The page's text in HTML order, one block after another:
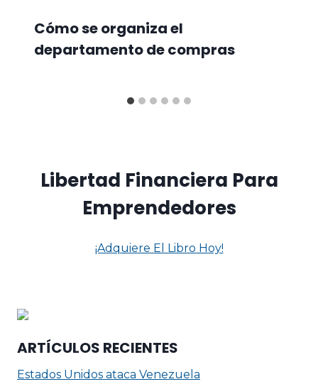
Cómo se organiza el
departamento de compras
Libertad Financiera Para
Emprendedores
¡Adquiere El Libro Hoy!
ARTÍCULOS RECIENTES
Estados Unidos ataca Venezuela